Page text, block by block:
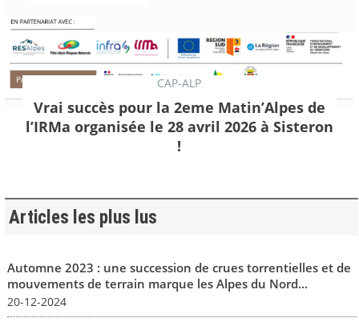
CAP-ALP
Vrai succès pour la 2eme Matin’Alpes de
l’IRMa organisée le 28 avril 2026 à Sisteron
!
Articles les plus lus
Automne 2023 : une succession de crues torrentielles et de
mouvements de terrain marque les Alpes du Nord...
20-12-2024